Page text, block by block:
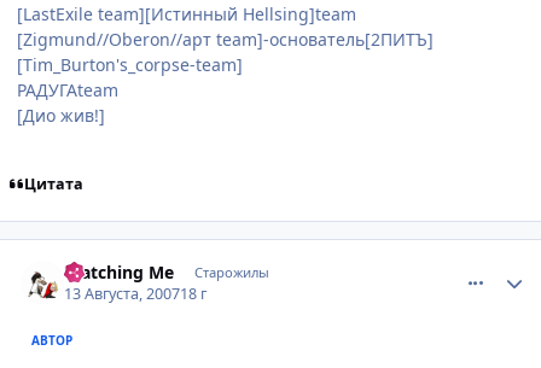
[LastExile team][Истинный Hellsing]team
[Zigmund//Oberon//арт team]-основатель[2ПИТЪ]
[Tim_Burton's_corpse-team]
РАДУГАteam
[Дио жив!]
Цитата
Watching Me Старожилы
13 Августа, 200718 г
АВТОР